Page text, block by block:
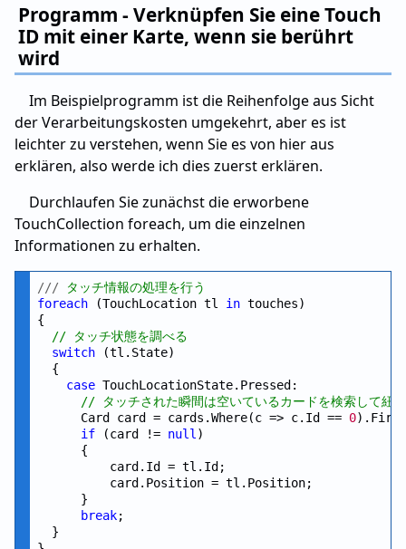
Programm - Verknüpfen Sie eine Touch
ID mit einer Karte, wenn sie berührt
wird
Im Beispielprogramm ist die Reihenfolge aus Sicht
der Verarbeitungskosten umgekehrt, aber es ist
leichter zu verstehen, wenn Sie es von hier aus
erklären, also werde ich dies zuerst erklären.
Durchlaufen Sie zunächst die erworbene
TouchCollection foreach, um die einzelnen
Informationen zu erhalten.
/// タッチ情報の処理を行う
foreach (TouchLocation tl in touches)
{
// タッチ状態を調べる
switch (tl.State)
  {
case TouchLocationState.Pressed:
// タッチされた瞬間は空いているカードを検索して紐
      Card card = cards.Where(c => c.Id ==
0
if (card != null )
      {
          card.Id = tl.Id;
          card.Position = tl.Position;
      }
break;
  }